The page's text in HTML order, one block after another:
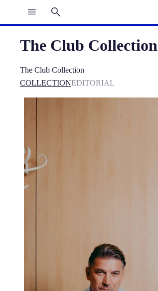
The Club Collection
The Club Collection
COLLECTIONEDITORIAL